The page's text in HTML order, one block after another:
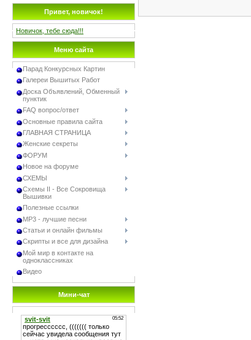
Привет, новичок!
Новичок, тебе сюда!!!
Меню сайта
Парад Конкурсных Картин
Галереи Вышитых Работ
Доска Объявлений, Обменный
пунктик
FAQ вопрос/ответ
Основные правила сайта
ГЛАВНАЯ СТРАНИЦА
Женские секреты
ФОРУМ
Новое на форуме
СХЕМЫ
Схемы II - Все Сокровища
Вышивки
Полезные ссылки
МР3 - лучшие песни
Статьи и онлайн фильмы
Скрипты и все для дизайна
Мой мир в контакте на
одноклассниках
Видео
Мини-чат